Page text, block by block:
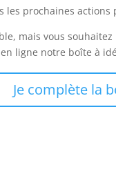
les prochaines actions
mais vous
ligne notre boîte à
Je complète la